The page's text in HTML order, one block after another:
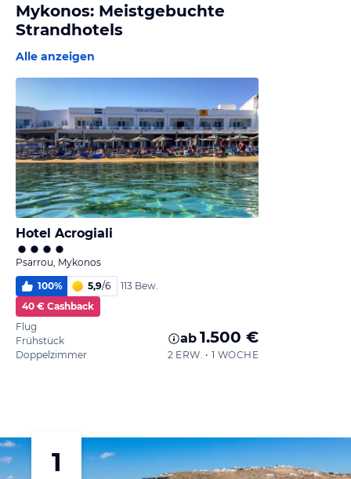
Mykonos: Meistgebuchte
Strandhotels
Alle anzeigen
Hotel Acrogiali
Psarrou, Mykonos
100% 5,9/6
113 Bew.
40 € Cashback
Flug
Frühstück
Doppelzimmer
ab 1.500 €
2 ERW. • 1 WOCHE
1